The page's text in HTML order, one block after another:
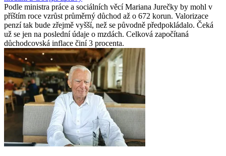
Podle ministra práce a sociálních věcí Mariana Jurečky by mohl v
příštím roce vzrůst průměrný důchod až o 672 korun. Valorizace
penzí tak bude zřejmě vyšší, než se původně předpokládalo. Čeká
už se jen na poslední údaje o mzdách. Celková započítaná
důchodcovská inflace činí 3 procenta.